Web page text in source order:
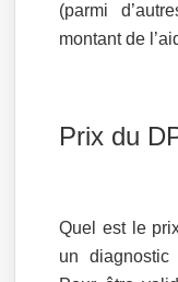
(parmi
montant de
Prix du
Quel est le
un diagnostic